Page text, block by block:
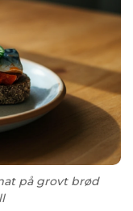
på grovt brød